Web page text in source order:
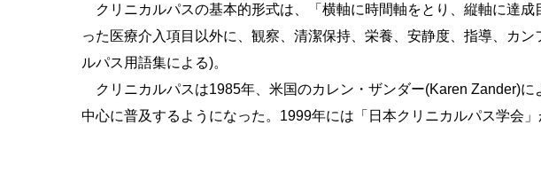
クリニカルパスの基本的形式は、「横軸に時間軸をとり、縦軸に達
った医療介入項目以外に、観察、清潔保持、栄養、安静度、指導、カ
ルパス用語集による)。
クリニカルパスは1985年、米国のカレン・ザンダー(Karen Zander)
中心に普及するようになった。1999年には「日本クリニカルパス学会」